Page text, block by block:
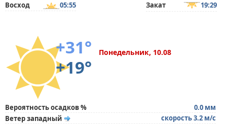
Восход
05:55 Закат 19:29
+31°
+19°
Понедельник, 10.08
Вероятность осадков %
0.0 мм
Ветер западный
скорость 3.2 м/с